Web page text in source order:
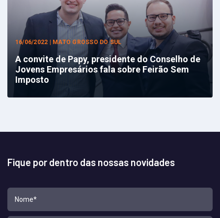
16/06/2022 | MATO GROSSO DO SUL
A convite de Papy, presidente do Conselho de
Jovens Empresários fala sobre Feirão Sem
Imposto
Fique por dentro das nossas novidades